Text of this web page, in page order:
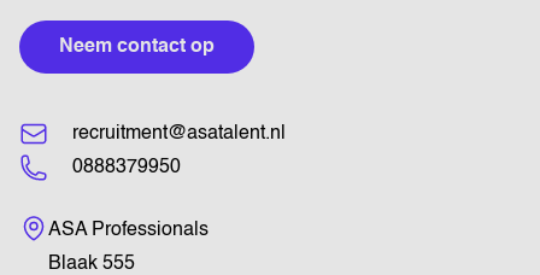
Neem contact op
recruitment@asatalent.nl
0888379950
Bezoekadres
ASA Professionals
Blaak 555